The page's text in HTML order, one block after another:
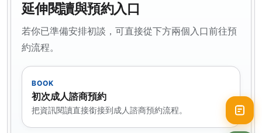
延伸閱讀與預約入口
若你已準備安排初談，可直接從下方兩個入口前往預
約流程。
BOOK
初次成人諮商預約
把資訊閱讀直接銜接到成人諮商預約流程。